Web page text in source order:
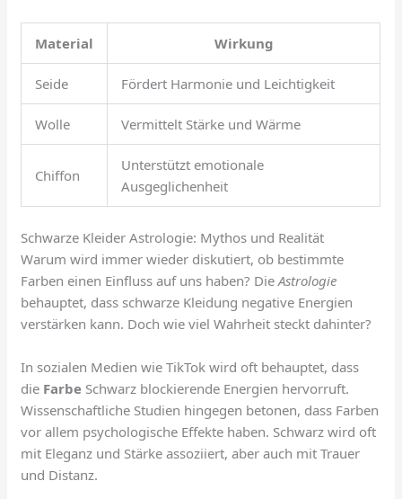
Material Wirkung
Seide Fördert Harmonie und Leichtigkeit
Wolle Vermittelt Stärke und Wärme
Chiffon
Unterstützt emotionale
Ausgeglichenheit
Schwarze Kleider Astrologie: Mythos und Realität
Warum wird immer wieder diskutiert, ob bestimmte
Farben einen Einfluss auf uns haben? DieAstrologie
behauptet, dass schwarze Kleidung negative Energien
verstärken kann. Doch wie viel Wahrheit steckt dahinter?
In sozialen Medien wie TikTok wird oft behauptet, dass
die Farbe Schwarz blockierende Energien hervorruft.
Wissenschaftliche Studien hingegen betonen, dass Farben
vor allem psychologische Effekte haben. Schwarz wird oft
mit Eleganz und Stärke assoziiert, aber auch mit Trauer
und Distanz.